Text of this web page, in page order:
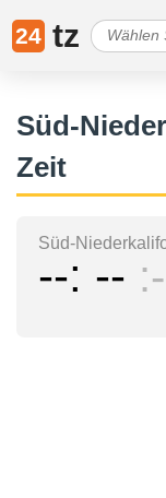
24 tz
Süd-
Zeit
Süd-
-- --